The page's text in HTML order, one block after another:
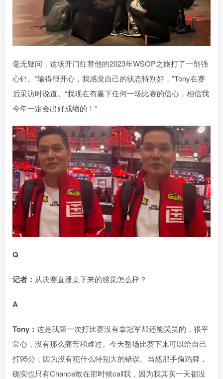
毫无疑问，这场开门红替他的2023年WSOP之旅打了一剂强
心针。“输得很开心，我感觉自己的状态特别好，”Tony在赛
后采访时说道。“我现在有赢下任何一场比赛的信心，相信我
今年一定会出好成绩的！”
Q
记者： 从决赛直播桌下来的感觉怎么样？
A
Tony： 这是我第一次打比赛没有拿冠军却还能笑笑的，很平
常心，没有那么痛苦和难过。今天整场比赛下来可以给自己
打95分，因为没有犯什么特别大的错误。当然那手偷鸡牌，
确实也只有Chance敢在那时候call我，因为我其实一天都没